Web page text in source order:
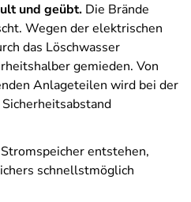
und geübt. Die Brände
Wegen der elektrischen
das Löschwasser
gemieden. Von
Anlageteilen wird bei der
entstehen,
schnellstmöglich